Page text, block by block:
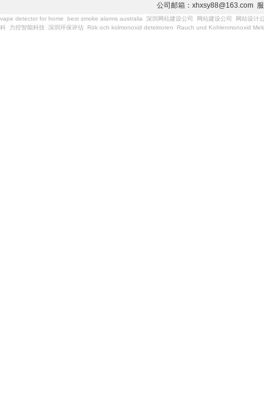
公司邮箱：xhxsy88@163.com
vape detector for home best smoke alarms australia 深圳网站建设公司 网站建设公司
网站设计
科
力控智能科技 深圳环保评估 Rök och kolmonoxid detektoren Rauch und Kohlenmonoxid